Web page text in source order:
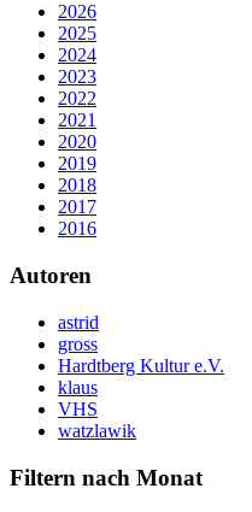
2026
2025
2024
2023
2022
2021
2020
2019
2018
2017
2016
Autoren
astrid
gross
Hardtberg Kultur e.V.
klaus
VHS
watzlawik
Filtern nach Monat